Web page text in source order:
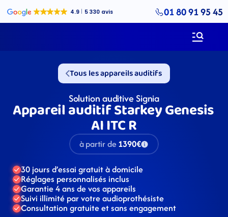
01 80 91 95 45
Tous les appareils auditifs
Solution auditive Signia
Appareil auditif Starkey Genesis
AI ITC R
à partir de1390€
30 jours d’essai gratuit à domicile
Réglages personnalisés inclus
Garantie 4 ans de vos appareils
Suivi illimité par votre audioprothésiste
Consultation gratuite et sans engagement